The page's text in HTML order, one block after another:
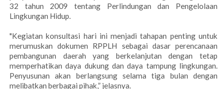
32 tahun 2009 tentang Perlindungan dan Pengelolaan
Lingkungan Hidup.
"Kegiatan konsultasi hari ini menjadi tahapan penting untuk
merumuskan dokumen RPPLH sebagai dasar perencanaan
pembangunan daerah yang berkelanjutan dengan tetap
memperhatikan daya dukung dan daya tampung lingkungan.
Penyusunan akan berlangsung selama tiga bulan dengan
melibatkan berbagai pihak,” jelasnya.